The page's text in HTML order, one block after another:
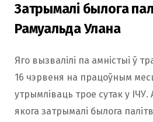
Затрымалі былога
Рамуальда Улана
Яго вызвалілі па амністыі ў
16 чэрвеня на працоўным
утрымліваць трое сутак у
якога затрымалі былога